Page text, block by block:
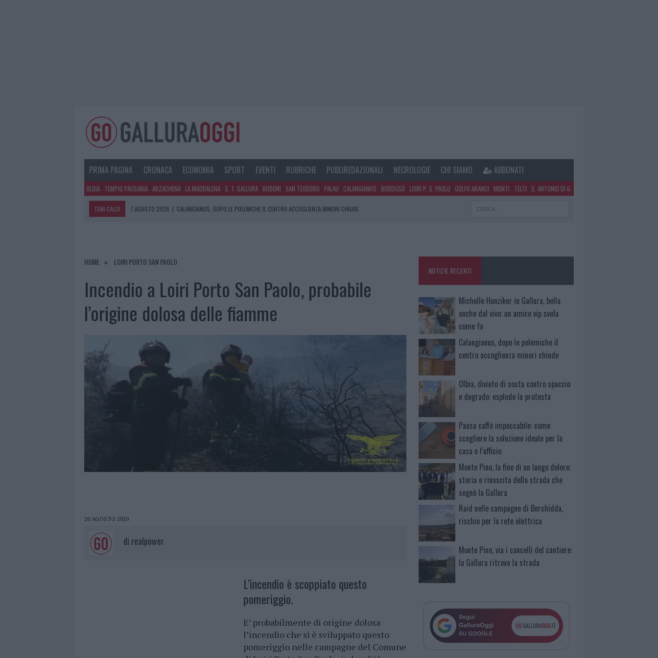
PRIMA PAGINA CRONACA ECONOMIA SPORT EVENTI RUBRICHE PUBLIREDAZIONALI NECROLOGIE CHI SIAMO ABBONATI
OLBIA TEMPIO PAUSANIA ARZACHENA LA MADDALENA S. T. GALLURA BUDONI SAN TEODORO PALAU CALANGIANUS BUDDUSÒ LOIRI P. S. PAOLO GOLFO ARANCI MONTI TELTI S. ANTONIO DI G.
TEMI CALDI 7 AGOSTO 2026 | CALANGIANUS, DOPO LE POLEMICHE IL CENTRO ACCOGLIENZA MINORI CHIUDE
7 AGOSTO 2026 | MONTE PINO, LA FINE DI UN LUNGO DOLORE: STORIA E RINASCITA DELLA STRADA CHE SEGNÒ LA GALLURA
HOME LOIRI PORTO SAN PAOLO
Incendio a Loiri Porto San Paolo, probabile
l’origine dolosa delle fiamme
20 AGOSTO 2020
di realpower
L’incendio è scoppiato questo
pomeriggio.
E’ probabilmente di origine dolosa
l’incendio che si è sviluppato questo
pomeriggio nelle campagne del Comune
NOTIZIE RECENTI
Michelle Hunziker in Gallura, bella
anche dal vivo: un amico vip svela
come fa
Calangianus, dopo le polemiche il
centro accoglienza minori chiude
Olbia, divieto di sosta contro spaccio
e degrado: esplode la protesta
Pausa caffè impeccabile: come
scegliere la soluzione ideale per la
casa e l’ufficio
Monte Pino, la fine di un lungo dolore:
storia e rinascita della strada che
segnò la Gallura
Raid nelle campagne di Berchidda,
rischio per la rete elettrica
Monte Pino, via i cancelli del cantiere:
la Gallura ritrova la strada